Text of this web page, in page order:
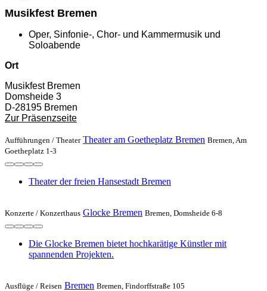
Musikfest Bremen
Oper, Sinfonie-, Chor- und Kammermusik und
Soloabende
Ort
Musikfest Bremen
Domsheide 3
D-28195 Bremen
Zur Präsenzseite
Aufführungen / Theater Theater am Goetheplatz Bremen Bremen, Am
Goetheplatz 1-3
Theater der freien Hansestadt Bremen
Konzerte / Konzerthaus Glocke Bremen Bremen, Domsheide 6-8
Die Glocke Bremen bietet hochkarätige Künstler mit
spannenden Projekten.
Ausflüge / Reisen Bremen Bremen, Findorffstraße 105